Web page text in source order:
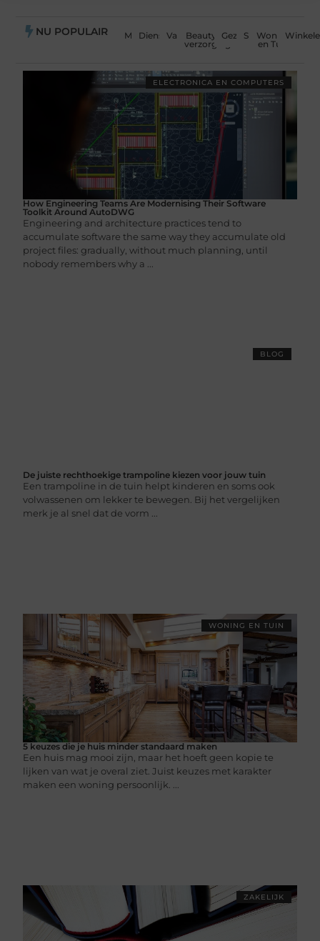
NU POPULAIR MediaDienstverlening
VakantieBeauty en
verzorging
Gezondheid
SportWoning
en Tuin
ELECTRONICA EN COMPUTERS
How Engineering Teams Are Modernising Their Software
Toolkit Around AutoDWG
Engineering and architecture practices tend to
accumulate software the same way they accumulate old
project files: gradually, without much planning, until
nobody remembers why a ...
BLOG
De juiste rechthoekige trampoline kiezen voor jouw tuin
Een trampoline in de tuin helpt kinderen en soms ook
volwassenen om lekker te bewegen. Bij het vergelijken
merk je al snel dat de vorm ...
WONING EN TUIN
5 keuzes die je huis minder standaard maken
Een huis mag mooi zijn, maar het hoeft geen kopie te
lijken van wat je overal ziet. Juist keuzes met karakter
maken een woning persoonlijk. ...
ZAKELIJK